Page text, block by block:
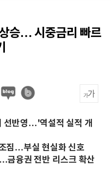
승… 시중금리 빠르
선반영…'역설적 실적 개
짐…부실 현실화 신호
금융권 전반 리스크 확산